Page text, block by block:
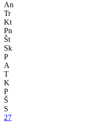
An
Tr
Kt
Pn
Št
Sk
P
A
T
K
P
Š
S
27